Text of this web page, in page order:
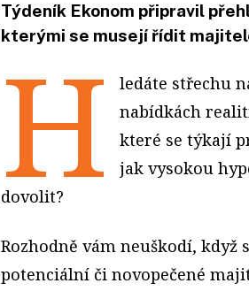
Týdeník Ekonom připravil
kterými se musejí řídit
H
ledáte střechu
nabídkách
které se týkají
jak vysokou
dovolit?
Rozhodně vám neuškodí, když
potenciální či novopečené